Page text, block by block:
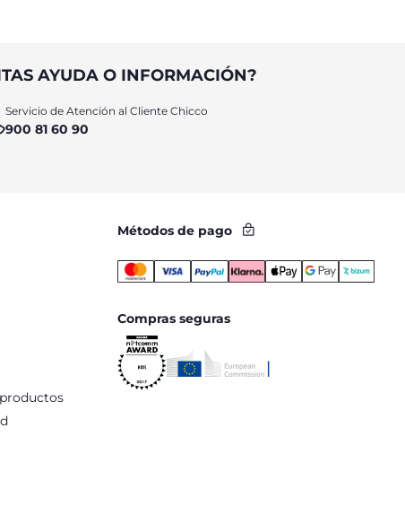
AYUDA O INFORMACIÓN?
Servicio de Atención al Cliente Chicco
900 81 60 90
Métodos de pago
Compras seguras